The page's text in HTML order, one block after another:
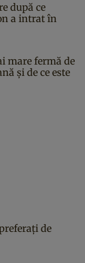
după ce
a intrat în
mare fermă de
și de ce este
de